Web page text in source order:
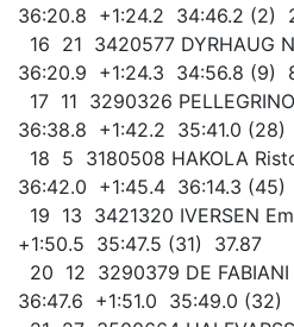
36:20.8 +1:24.2 34:46.2 (2)
16 21 3420577 DYRHAUG
36:20.9 +1:24.3 34:56.8 (9)
17 11 3290326
36:38.8 +1:42.2 35:41.0 (28)
18 5 3180508 HAKOLA
36:42.0 +1:45.4 36:14.3
19 13 3421320 IVERSEN
+1:50.5 35:47.5 (31) 37.87
20 12 3290379 DE
36:47.6 +1:51.0 35:49.0 (32)